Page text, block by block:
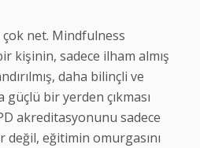
net. Mindfulness
kişinin, sadece ilham almış
daha bilinçli ve
bir yerden çıkması
akreditasyonunu sadece
eğitimin omurgasını